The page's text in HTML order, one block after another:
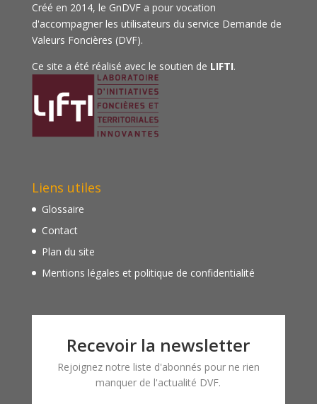
Créé en 2014, le GnDVF a pour vocation
d'accompagner les utilisateurs du service Demande de
Valeurs Foncières (DVF).
Ce site a été réalisé avec le soutien de LIFTI.
Liens utiles
Glossaire
Contact
Plan du site
Mentions légales et politique de confidentialité
Recevoir la newsletter
Rejoignez notre liste d'abonnés pour ne rien
manquer de l'actualité DVF.